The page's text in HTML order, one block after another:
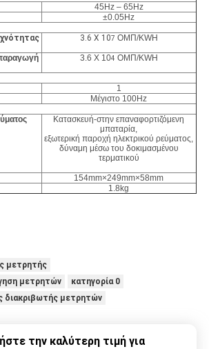
45Hz – 65Hz
±0.05Hz
3.6 X 107 ΟΜΠ/KWH
3.6 X 104 ΟΜΠ/KWH
1
Μέγιστο 100Hz
Κατασκευή-στην επαναφορτιζόμενη
μπαταρία,
εξωτερική παροχή ηλεκτρικού ρεύματος,
δύναμη μέσω του δοκιμασμένου
τερματικού
154mm×249mm×58mm
1.8kg
μετρητής
μετρητών
κατηγορία 0
διακριβωτής μετρητών
την καλύτερη τιμή για